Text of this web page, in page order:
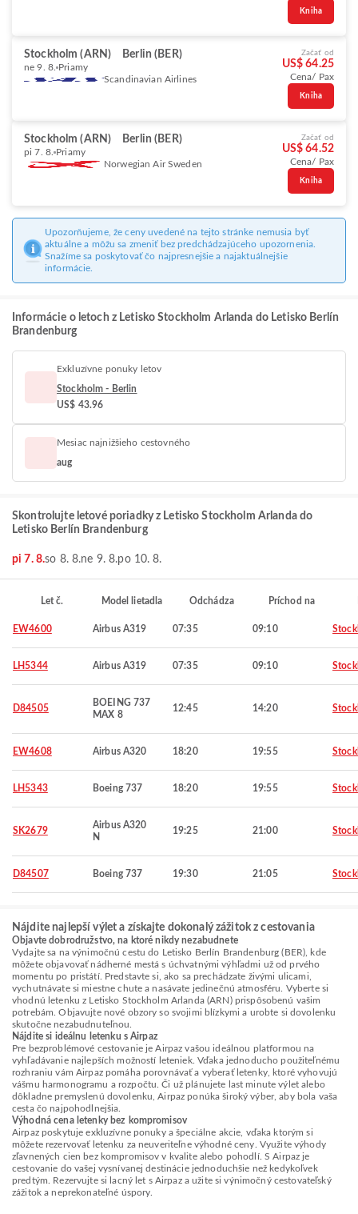
Kniha
Stockholm (ARN) Berlin (BER)
ne 9. 8. Priamy
Scandinavian Airlines
Začať od
US$ 64.25
Cena/ Pax
Kniha
Stockholm (ARN) Berlin (BER)
pi 7. 8. Priamy
Norwegian Air Sweden
Začať od
US$ 64.52
Cena/ Pax
Kniha
Upozorňujeme, že ceny uvedené na tejto stránke nemusia byť
aktuálne a môžu sa zmeniť bez predchádzajúceho upozornenia.
Snažíme sa poskytovať čo najpresnejšie a najaktuálnejšie
informácie.
Informácie o letoch z Letisko Stockholm Arlanda do Letisko Berlín
Brandenburg
Exkluzívne ponuky letov
Stockholm - Berlin
US$ 43.96
Mesiac najnižšieho cestovného
aug
Skontrolujte letové poriadky z Letisko Stockholm Arlanda do
Letisko Berlín Brandenburg
pi 7. 8.so 8. 8.ne 9. 8.po 10. 8.
Let č. Model lietadla Odchádza Príchod na
EW4600 Airbus A319 07:35 09:10
LH5344 Airbus A319 07:35 09:10
D84505
BOEING 737
MAX 8
12:45 14:20
EW4608 Airbus A320 18:20 19:55
LH5343 Boeing 737 18:20 19:55
SK2679
Airbus A320
N
19:25 21:00
D84507 Boeing 737 19:30 21:05
Nájdite najlepší výlet a získajte dokonalý zážitok z cestovania
Objavte dobrodružstvo, na ktoré nikdy nezabudnete
Vydajte sa na výnimočnú cestu do Letisko Berlín Brandenburg (BER), kde
môžete objavovať nádherné mestá s úchvatnými výhľadmi už od prvého
momentu po pristátí. Predstavte si, ako sa prechádzate živými ulicami,
vychutnávate si miestne chute a nasávate jedinečnú atmosféru. Vyberte si
vhodnú letenku z Letisko Stockholm Arlanda (ARN) prispôsobenú vašim
potrebám. Objavujte nové obzory so svojimi blízkymi a urobte si dovolenku
skutočne nezabudnuteľnou.
Nájdite si ideálnu letenku s Airpaz
Pre bezproblémové cestovanie je Airpaz vašou ideálnou platformou na
vyhľadávanie najlepších možností leteniek. Vďaka jednoducho použiteľnému
rozhraniu vám Airpaz pomáha porovnávať a vyberať letenky, ktoré vyhovujú
vášmu harmonogramu a rozpočtu. Či už plánujete last minute výlet alebo
dôkladne premyslenú dovolenku, Airpaz ponúka široký výber, aby bola vaša
cesta čo najpohodlnejšia.
Výhodná cena letenky bez kompromisov
Airpaz poskytuje exkluzívne ponuky a špeciálne akcie, vďaka ktorým si
môžete rezervovať letenku za neuveriteľne výhodné ceny. Využite výhody
zľavnených cien bez kompromisov v kvalite alebo pohodlí. S Airpaz je
cestovanie do vašej vysnívanej destinácie jednoduchšie než kedykoľvek
predtým. Rezervujte si lacný let s Airpaz a užite si výnimočný cestovateľský
zážitok a neprekonateľné úspory.